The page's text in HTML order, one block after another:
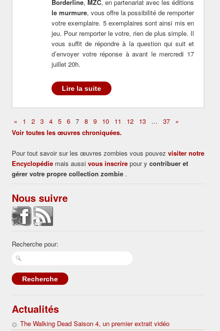
Borderline, MZC, en partenariat avec les éditions
le murmure, vous offre la possibilité de remporter
votre exemplaire. 5 exemplaires sont ainsi mis en
jeu. Pour remporter le votre, rien de plus simple. Il
vous suffit de répondre à la question qui suit et
d’envoyer votre réponse à avant le mercredi 17
juillet 20h.
Lire la suite
« 1 2 3 4 5 6 7 8 9 10 11 12 13 … 37
»
Voir toutes les œuvres chroniquées.
Pour tout savoir sur les œuvres zombies vous pouvez visiter notre
Encyclopédie mais aussi vous inscrire pour y contribuer et
gérer votre propre collection zombie .
Nous suivre
Recherche pour:
Actualités
The Walking Dead Saison 4, un premier extrait vidéo